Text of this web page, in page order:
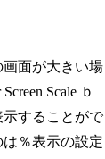
面が大きい場
Scale ｂ
示することがで
％表示の設定